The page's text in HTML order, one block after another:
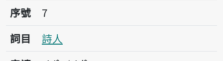
序號7詩人
序號
7
詞目
詩人